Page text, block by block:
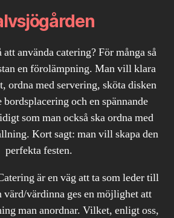
använda catering? För många så
en förolämpning. Man vill klara
ordna med servering, sköta disken
bordsplacering och en spännande
som man också ska ordna med
Kort sagt: man vill skapa den
perfekta festen.
är en väg att ta som leder till
värd/värdinna ges en möjlighet att
man anordnar. Vilket, enligt oss,